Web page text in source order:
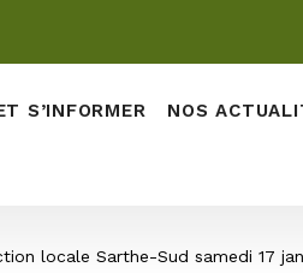
S’INFORMER NOS
locale Sarthe-Sud samedi 17